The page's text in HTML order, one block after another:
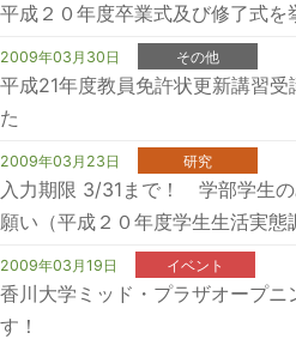
平成２０年度卒業式及び修了式を
2009年03月30日 その他
平成21年度教員免許状更新講習
た
2009年03月23日 研究
入力期限 3/31まで！ 学部学生
願い（平成２０年度学生生活実態
2009年03月19日 イベント
香川大学ミッド・プラザオープニ
す！